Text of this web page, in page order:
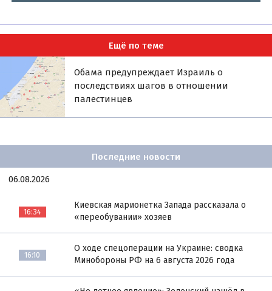
Ещё по теме
Обама предупреждает Израиль о
последствиях шагов в отношении
палестинцев
Последние новости
06.08.2026
16:34
Киевская марионетка Запада рассказала о
«переобувании» хозяев
16:10
О ходе спецоперации на Украине: сводка
Минобороны РФ на 6 августа 2026 года